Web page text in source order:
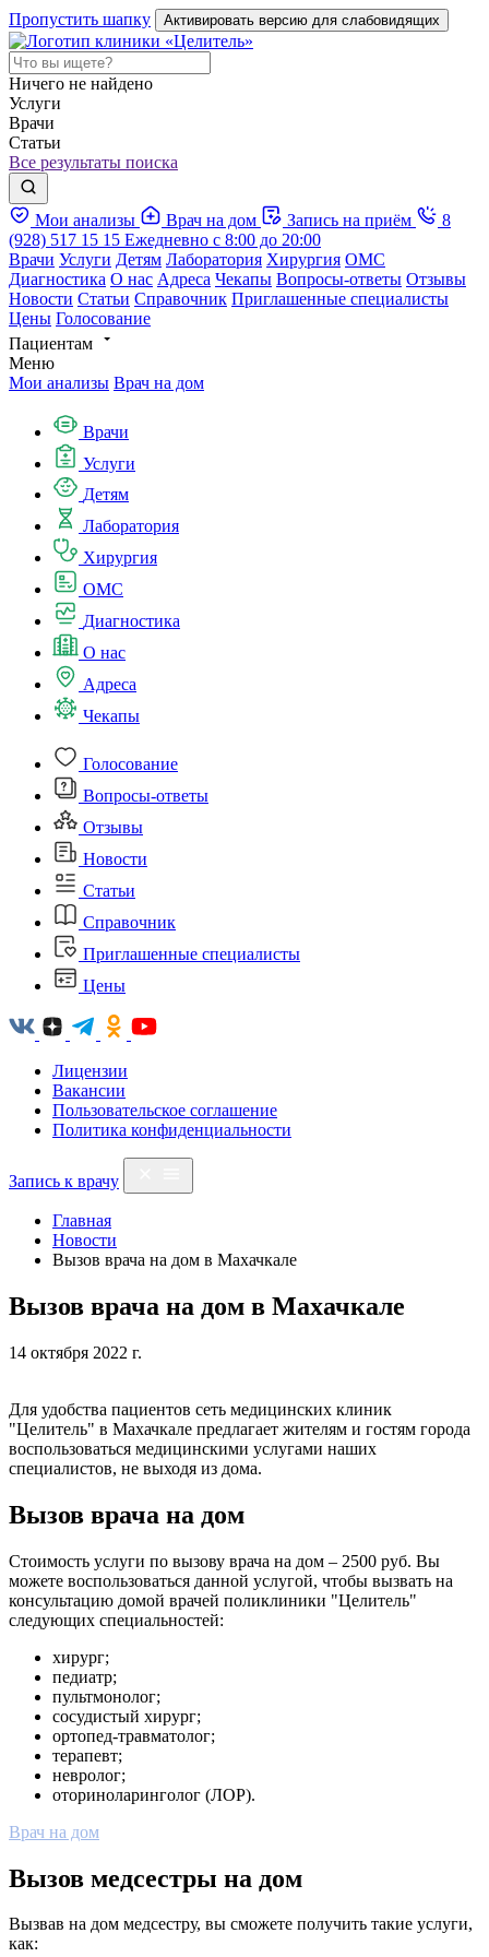
Пропустить шапку Активировать версию для слабовидящих
Ничего не найдено
Услуги
Врачи
Статьи
Все результаты поиска
Мои анализы Врач на дом Запись на приём
8
(928) 517 15 15 Ежедневно с 8:00 до 20:00
Врачи Услуги Детям Лаборатория Хирургия ОМС
Диагностика О нас Адреса Чекапы Вопросы-ответы Отзывы
Новости Статьи Справочник Приглашенные специалисты
Цены Голосование
Пациентам
Меню
Мои анализы Врач на дом
Врачи
Услуги
Детям
Лаборатория
Хирургия
ОМС
Диагностика
О нас
Адреса
Чекапы
Голосование
Вопросы-ответы
Отзывы
Новости
Статьи
Справочник
Приглашенные специалисты
Цены
Лицензии
Вакансии
Пользовательское соглашение
Политика конфиденциальности
Запись к врачу
Главная
Новости
Вызов врача на дом в Махачкале
Вызов врача на дом в Махачкале
14 октября 2022 г.
Для удобства пациентов сеть медицинских клиник
"Целитель" в Махачкале предлагает жителям и гостям города
воспользоваться медицинскими услугами наших
специалистов, не выходя из дома.
Вызов врача на дом
Стоимость услуги по вызову врача на дом – 2500 руб. Вы
можете воспользоваться данной услугой, чтобы вызвать на
консультацию домой врачей поликлиники "Целитель"
следующих специальностей:
хирург;
педиатр;
пультмонолог;
сосудистый хирург;
ортопед-травматолог;
терапевт;
невролог;
оториноларинголог (ЛОР).
Врач на дом
Вызов медсестры на дом
Вызвав на дом медсестру, вы сможете получить такие услуги,
как: